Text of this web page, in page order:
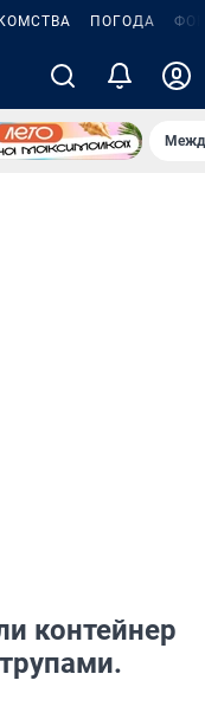
ПОГОДА
контейнер